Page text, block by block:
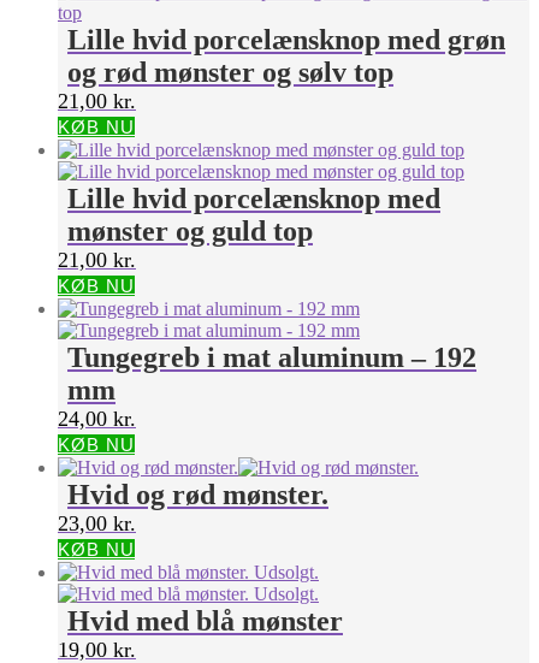
Lille hvid porcelænsknop med grøn
og rød mønster og sølv top
21,00 kr.
KØB NU
Lille hvid porcelænsknop med
mønster og guld top
21,00 kr.
KØB NU
Tungegreb i mat aluminum – 192
mm
24,00 kr.
KØB NU
Hvid og rød mønster.
23,00 kr.
KØB NU
Hvid med blå mønster
19,00 kr.